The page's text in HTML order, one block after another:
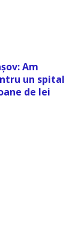
Am
un spital
de lei